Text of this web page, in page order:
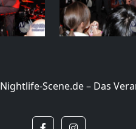
Nightlife-Scene.de – Das